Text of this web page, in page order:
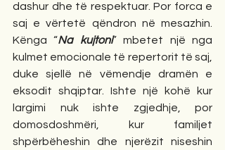
dashur dhe të respektuar. Por forca e
saj e vërtetë qëndron në mesazhin.
Kënga “Na kujtoni” mbetet një nga
kulmet emocionale të repertorit të saj,
duke sjellë në vëmendje dramën e
eksodit shqiptar. Ishte një kohë kur
largimi nuk ishte zgjedhje, por
domosdoshmëri, kur familjet
shpërbëheshin dhe njerëzit niseshin